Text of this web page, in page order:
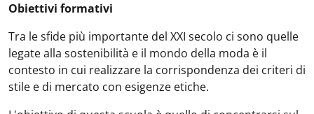
Obiettivi formativi
Tra le sfide più importante del XXI secolo ci sono quelle
legate alla sostenibilità e il mondo della moda è il
contesto in cui realizzare la corrispondenza dei criteri di
stile e di mercato con esigenze etiche.